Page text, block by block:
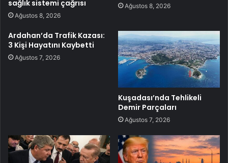
sağlık sistemi çağrısı
Ağustos 8, 2026
Ağustos 8, 2026
Ardahan’da Trafik Kazası:
3 Kişi Hayatını Kaybetti
Ağustos 7, 2026
Kuşadası’nda Tehlikeli
Demir Parçaları
Ağustos 7, 2026